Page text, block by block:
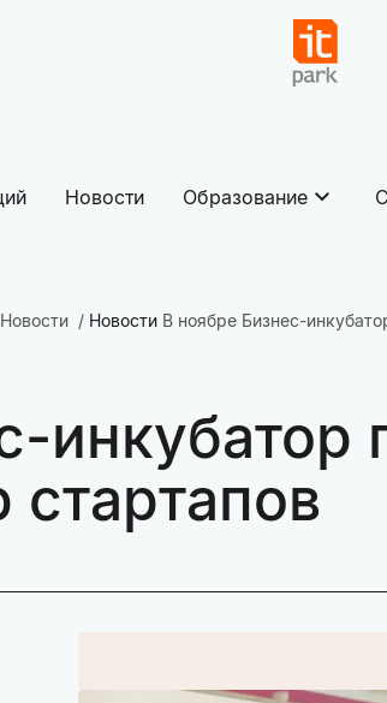
Новости Образование
Новости Новости В ноябре Бизнес-
инкубатор
стартапов